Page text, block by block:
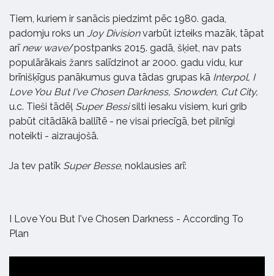
Tiem, kuriem ir sanācis piedzimt pēc 1980. gada,
padomju roks un Joy Divisionvarbūt izteiks mazāk, tāpat
arīnew wave/postpanks 2015. gadā, šķiet, nav pats
populārākais žanrs salīdzinot ar 2000. gadu vidu, kur
brīnišķīgus panākumus guva tādas grupas kā Interpol, I
Love You But I've Chosen Darkness, Snowden, Cut City,
u.c. Tieši tādēļ Super Bessisilti iesaku visiem, kuri grib
pabūt citādākā ballītē - ne visai priecīgā, bet pilnīgi
noteikti - aizraujošā.
Ja tev patīk Super Besse, noklausies arī:
I Love You But I've Chosen Darkness - According To
Plan